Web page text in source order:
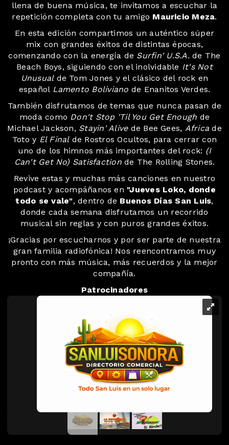
llena de buena música, te invitamos a escuchar la
repetición completa con tu amigo Mauricio Meza.
En esta edición compartimos un auténtico súper
mix con grandes éxitos de distintas épocas,
comenzando con la energía de Surfin' U.S.A.de The
Beach Boys, siguiendo con el inolvidable It's Not
Unusualde Tom Jones y el clásico del rock en
español Lamento Boliviano de Enanitos Verdes.
También disfrutamos de temas que nunca pasan de
moda como Don't Stop 'Til You Get Enough de
Michael Jackson, Stayin' Alivede Bee Gees, Africa de
Toto y El Finalde Rostros Ocultos, para cerrar con
uno de los himnos más importantes del rock: (I
Can't Get No) Satisfactionde The Rolling Stones.
Revive estas y muchas más canciones en nuestro
podcast y acompáñanos en "Jueves Loko, donde
todo se vale", dentro de Buenos Días San Luis,
donde cada semana disfrutamos un recorrido
musical sin reglas y con puros grandes éxitos.
¡Gracias por escucharnos y por ser parte de nuestra
gran familia radiofónica! Nos reencontramos muy
pronto con más música, más recuerdos y la mejor
compañía.
Patrocinadores